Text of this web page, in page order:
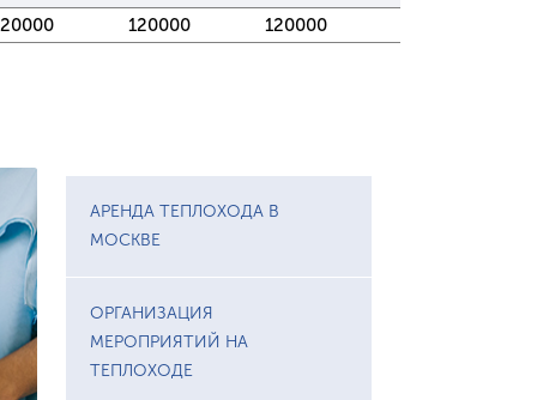
120000 120000
АРЕНДА ТЕПЛОХОДА В
МОСКВЕ
ОРГАНИЗАЦИЯ
МЕРОПРИЯТИЙ НА
ТЕПЛОХОДЕ